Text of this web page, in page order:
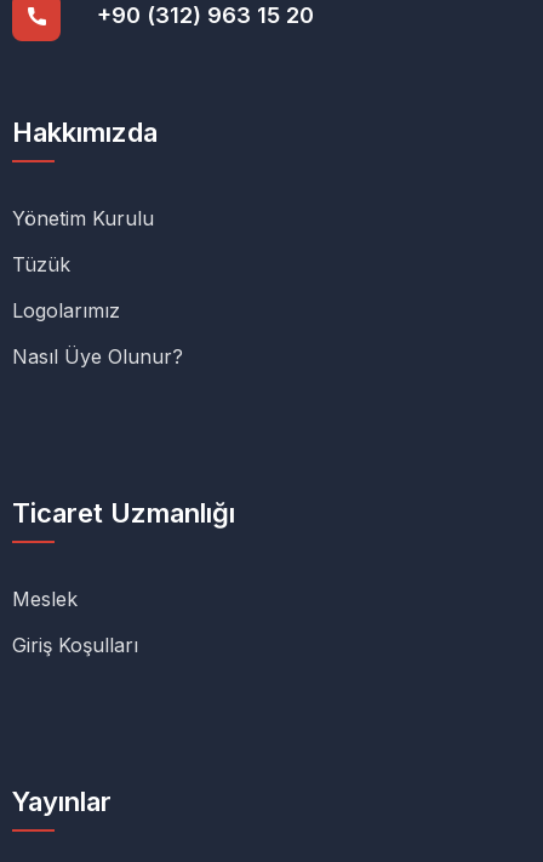
+90 (312) 963 15 20
Hakkımızda
Yönetim Kurulu
Tüzük
Logolarımız
Nasıl Üye Olunur?
Ticaret Uzmanlığı
Meslek
Giriş Koşulları
Yayınlar